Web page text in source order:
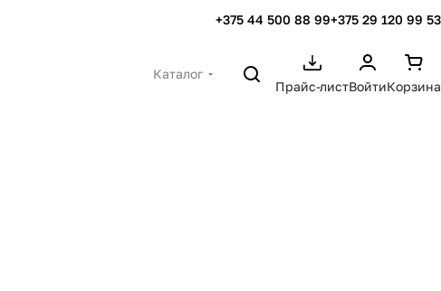
+375 44 500 88 99+375 29 120 99 53
Каталог
Прайс-листВойтиКорзина